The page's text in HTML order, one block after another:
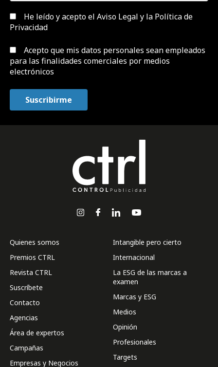
He leído y acepto el Aviso Legal y la Política de
Privacidad
Acepto que mis datos personales sean empleados
para las finalidades comerciales por medios
electrónicos
Quienes somos
Premios CTRL
Revista CTRL
Suscríbete
Contacto
Agencias
Área de expertos
Campañas
Empresas y Negocios
Intangible pero cierto
Internacional
La ESG de las marcas a
examen
Marcas y ESG
Medios
Opinión
Profesionales
Targets